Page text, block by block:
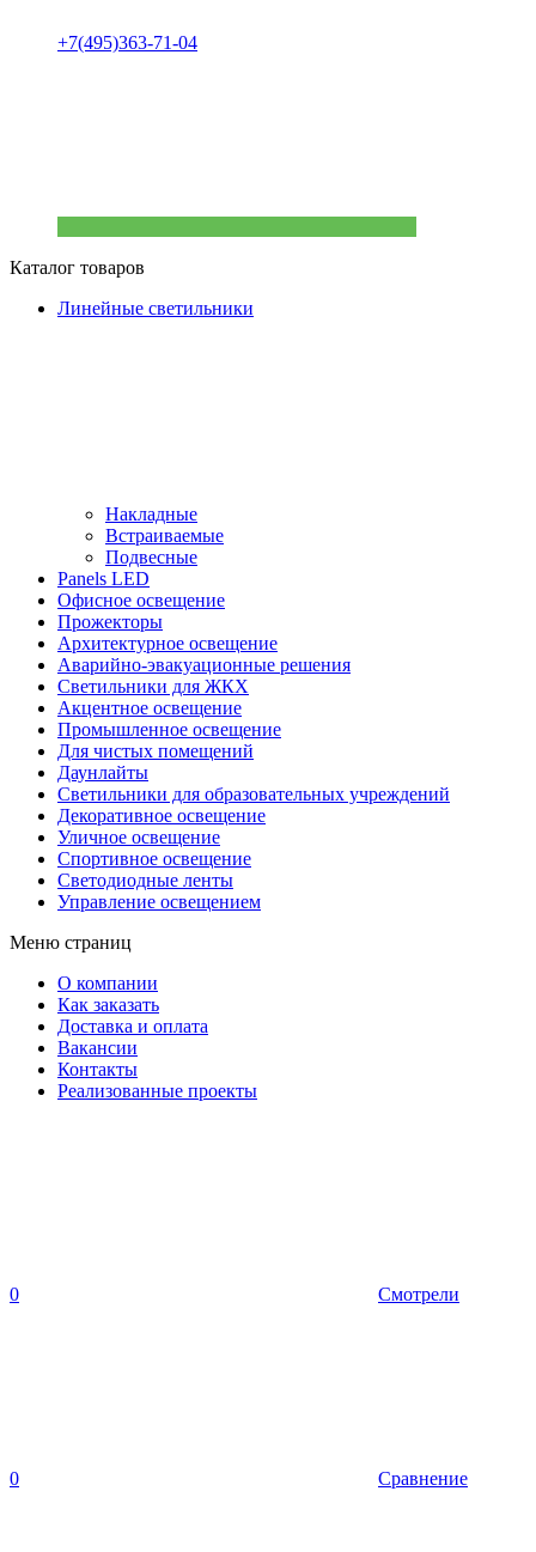
+7(495)363-71-04
Каталог товаров
Линейные светильники
Накладные
Встраиваемые
Подвесные
Panels LED
Офисное освещение
Прожекторы
Архитектурное освещение
Аварийно-эвакуационные решения
Светильники для ЖКХ
Акцентное освещение
Промышленное освещение
Для чистых помещений
Даунлайты
Светильники для образовательных учреждений
Декоративное освещение
Уличное освещение
Спортивное освещение
Светодиодные ленты
Управление освещением
Меню страниц
О компании
Как заказать
Доставка и оплата
Вакансии
Контакты
Реализованные проекты
0 Смотрели
0 Сравнение